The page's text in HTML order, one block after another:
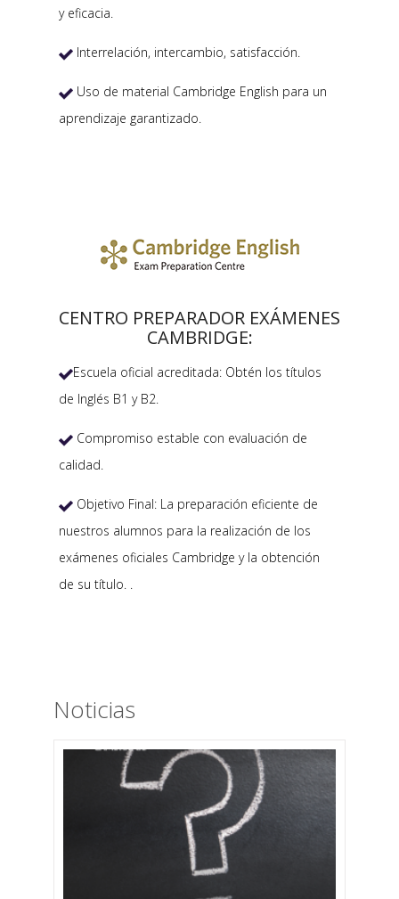
y eficacia.
 Interrelación, intercambio, satisfacción.
 Uso de material Cambridge English para un
aprendizaje garantizado.
CENTRO PREPARADOR EXÁMENES
CAMBRIDGE:
Escuela oficial acreditada: Obtén los títulos
de Inglés B1 y B2.
 Compromiso estable con evaluación de
calidad.
 Objetivo Final: La preparación eficiente de
nuestros alumnos para la realización de los
exámenes oficiales Cambridge y la obtención
de su título. .
Noticias